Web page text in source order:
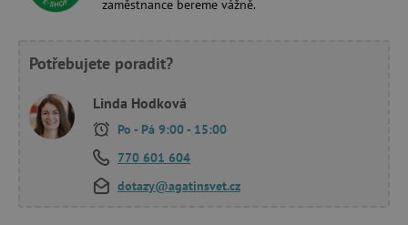
zaměstnance bereme vážně.
Potřebujete poradit?
Linda Hodková
Po - Pá 9:00 - 15:00
770 601 604
dotazy@agatinsvet.cz